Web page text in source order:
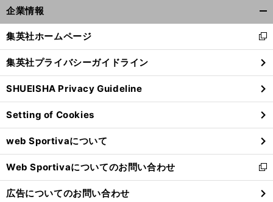
企業情報
閉
る
集英社ホームページ
新
し
い
ウ
ィ
ン
ド
ウ
で
開
く
集英社プライバシーガイドライン
SHUEISHA Privacy Guideline
Setting of Cookies
web Sportivaについて
Web Sportivaについてのお問い合わせ
新
し
い
広告についてのお問い合わせ